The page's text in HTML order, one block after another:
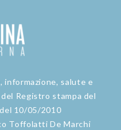
informazione, salute e
Registro stampa del
10/05/2010
Toffolatti De Marchi